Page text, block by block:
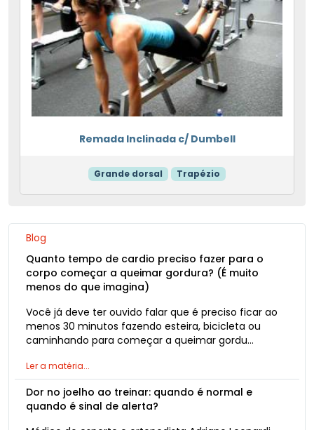
Remada Inclinada c/ Dumbell
Grande dorsal Trapézio
Blog
Quanto tempo de cardio preciso fazer para o
corpo começar a queimar gordura? (É muito
menos do que imagina)
Você já deve ter ouvido falar que é preciso ficar ao
menos 30 minutos fazendo esteira, bicicleta ou
caminhando para começar a queimar gordu…
Ler a matéria...
Dor no joelho ao treinar: quando é normal e
quando é sinal de alerta?